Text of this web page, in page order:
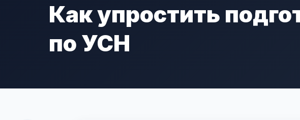
Как упростить
по УСН